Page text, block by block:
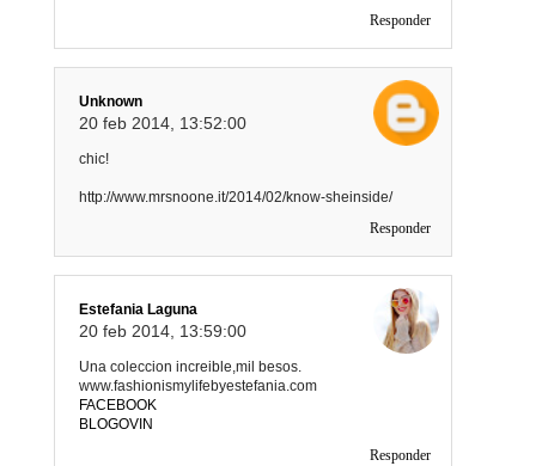
Responder
Unknown
20 feb 2014, 13:52:00
chic!
http://www.mrsnoone.it/2014/02/know-sheinside/
Responder
Estefania Laguna
20 feb 2014, 13:59:00
Una coleccion increible,mil besos.
www.fashionismylifebyestefania.com
FACEBOOK
BLOGOVIN
Responder